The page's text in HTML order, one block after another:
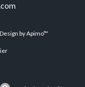
Design byApimo™